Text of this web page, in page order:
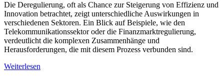
Die Deregulierung, oft als Chance zur Steigerung von Effizienz und
Innovation betrachtet, zeigt unterschiedliche Auswirkungen in
verschiedenen Sektoren. Ein Blick auf Beispiele, wie den
Telekommunikationssektor oder die Finanzmarktregulierung,
verdeutlicht die komplexen Zusammenhänge und
Herausforderungen, die mit diesem Prozess verbunden sind.
Weiterlesen